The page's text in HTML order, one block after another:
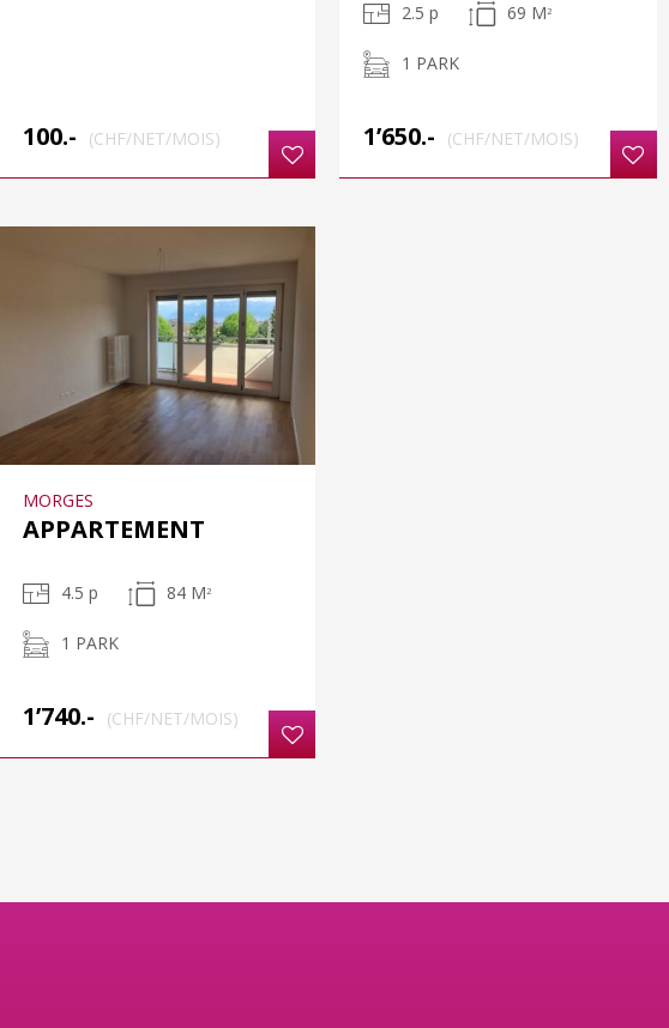
100.- (CHF/NET/MOIS)
2.5 p 69 M2
1 PARK
1’650.- (CHF/NET/MOIS)
MORGES
APPARTEMENT
4.5 p 84 M 2
1 PARK
1’740.- (CHF/NET/MOIS)